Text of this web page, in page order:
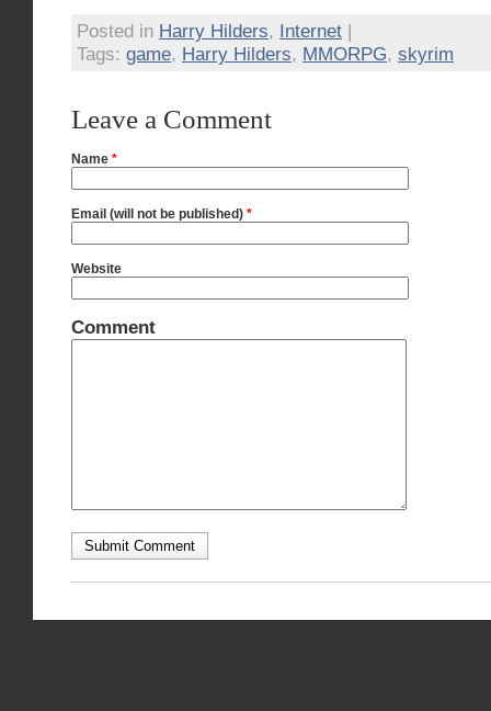
Posted in Harry Hilders, Internet |
Tags: game, Harry Hilders, MMORPG, skyrim
Leave a Comment
Name *
Email (will not be published) *
Website
Comment